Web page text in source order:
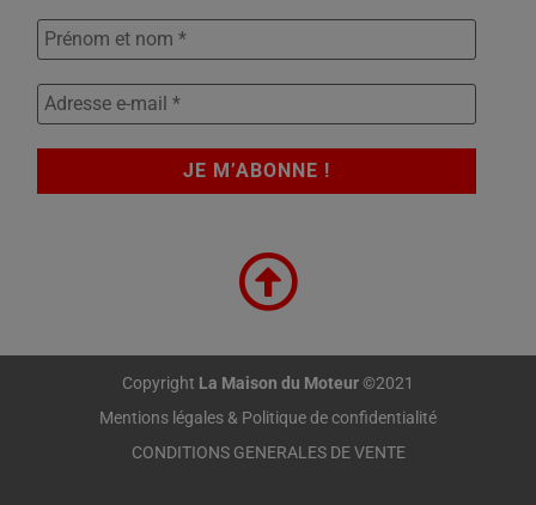
Copyright La Maison du Moteur©2021
Mentions légales & Politique de confidentialité
CONDITIONS GENERALES DE VENTE